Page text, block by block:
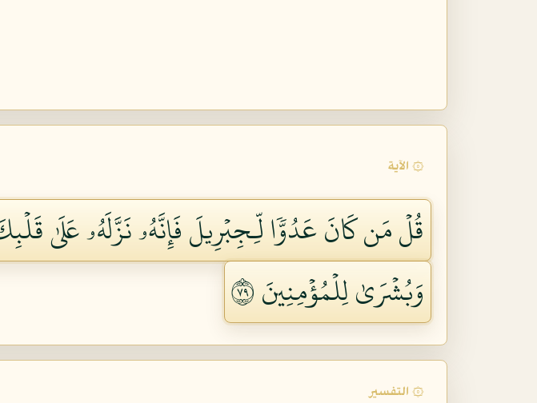
۞ الآية
قُلۡ مَن كَانَ عَدُوّٗا لِّـجِبۡرِيلَ فَإِنَّهُۥ نَزَّلَهُۥ عَلَىٰ
وَبُشۡرَىٰ لِلۡمُؤۡمِنِينَ ٩٧
۞ التفسير